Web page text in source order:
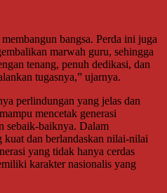
bangsa. Perda ini juga
marwah guru, sehingga
tenang, penuh dedikasi, dan
tugasnya,” ujarnya.
perlindungan yang jelas dan
mencetak generasi
sebaik-baiknya. Dalam
dan berlandaskan nilai-nilai
yang tidak hanya cerdas
karakter nasionalis yang